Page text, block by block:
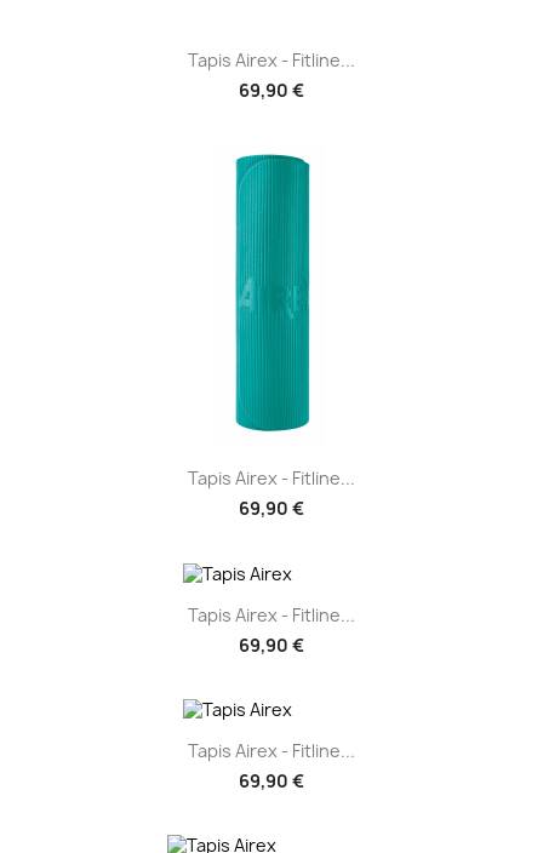
Tapis Airex - Fitline...
69,90 €
Tapis Airex - Fitline...
69,90 €
Tapis Airex - Fitline...
69,90 €
Tapis Airex - Fitline...
69,90 €